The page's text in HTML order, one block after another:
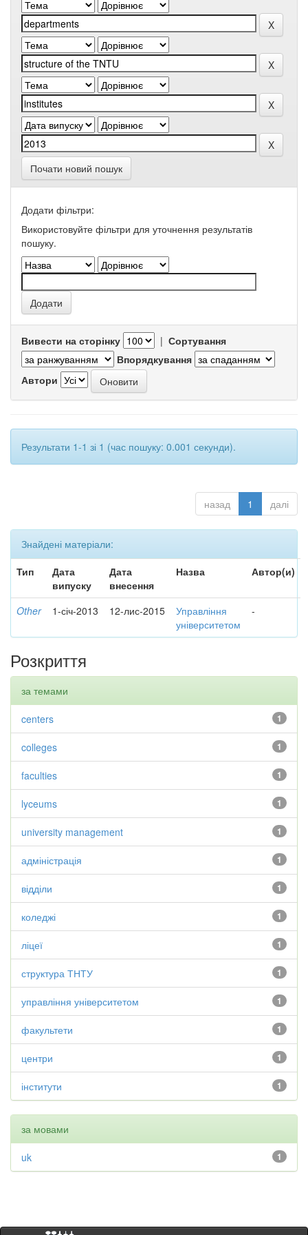
Почати новий пошук
Додати фільтри:
Використовуйте фільтри для уточнення результатів
пошуку.
Вивести на сторінку | Сортування
Впорядкування
Автори
Результати 1-1 зі 1 (час пошуку: 0.001 секунди).
назад 1 далі
Знайдені матеріали:
Тип
Дата
випуску
Дата
внесення
Назва Автор(и)
Other 1-січ-2013 12-лис-2015
Управління
університетом
-
Розкриття
за темами
1
centers
1
colleges
1
faculties
1
lyceums
1
university management
1
адміністрація
1
відділи
1
коледжі
1
ліцеї
1
структура ТНТУ
1
управління університетом
1
факультети
1
центри
1
інститути
за мовами
1
uk